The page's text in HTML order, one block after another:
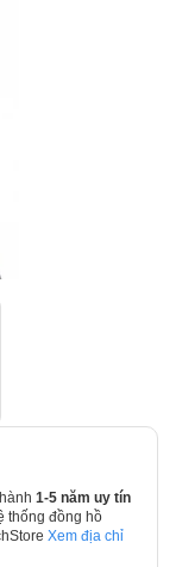
1-5 năm uy tín
thống đồng hồ
Xem địa chỉ